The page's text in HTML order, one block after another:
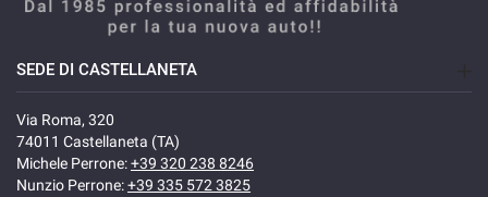
SEDE DI CASTELLANETA
Via Roma, 320
74011 Castellaneta (TA)
Michele Perrone:+39 320 238 8246
Nunzio Perrone:+39 335 572 3825